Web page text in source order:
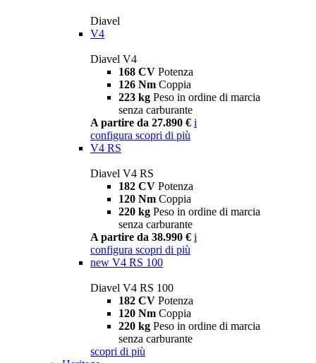
Diavel
V4
Diavel V4
168 CV Potenza
126 Nm Coppia
223 kg Peso in ordine di marcia
senza carburante
A partire da 27.890 € i
configura scopri di più
V4 RS
Diavel V4 RS
182 CV Potenza
120 Nm Coppia
220 kg Peso in ordine di marcia
senza carburante
A partire da 38.990 € i
configura scopri di più
new V4 RS 100
Diavel V4 RS 100
182 CV Potenza
120 Nm Coppia
220 kg Peso in ordine di marcia
senza carburante
scopri di più